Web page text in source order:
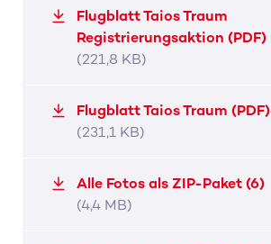
Taios Traum
Flugblatt Taios Traum
Registrierungsaktion (PDF)
(221,8 KB)
Flugblatt Taios Traum (PDF)
(231,1 KB)
Alle Fotos als ZIP-Paket (6)
(4,4 MB)